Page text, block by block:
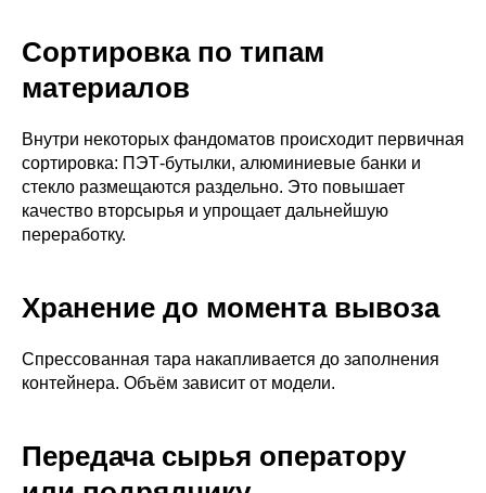
Сортировка по типам
материалов
Внутри некоторых фандоматов происходит первичная
сортировка: ПЭТ‑бутылки, алюминиевые банки и
стекло размещаются раздельно. Это повышает
качество вторсырья и упрощает дальнейшую
переработку.
Хранение до момента вывоза
Спрессованная тара накапливается до заполнения
контейнера. Объём зависит от модели.
Передача сырья оператору